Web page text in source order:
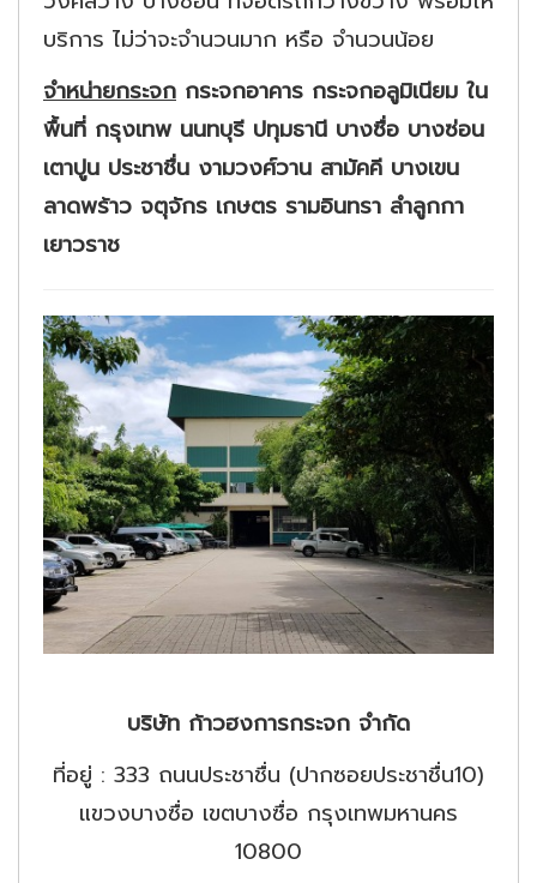
บริการ ไม่ว่าจะจำนวนมาก หรือ จำนวนน้อย
จำหน่ายกระจก กระจกอาคาร กระจกอลูมิเนียม ใน
พื้นที่ กรุงเทพ นนทบุรี ปทุมธานี บางซื่อ บางซ่อน
เตาปูน ประชาชื่น งามวงศ์วาน สามัคคี บางเขน
ลาดพร้าว จตุจักร เกษตร รามอินทรา ลำลูกกา
เยาวราช
บริษัท ก้าวฮงการกระจก จำกัด
ที่อยู่ : 333 ถนนประชาชื่น (ปากซอยประชาชื่น10)
แขวงบางซื่อ เขตบางซื่อ กรุงเทพมหานคร
10800